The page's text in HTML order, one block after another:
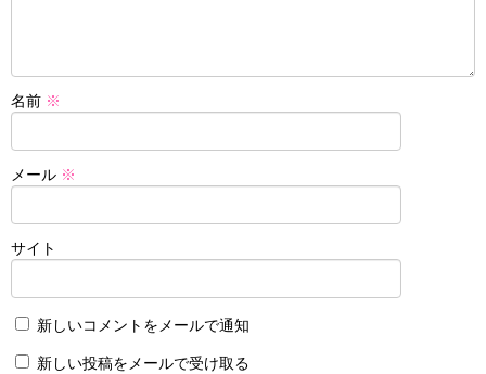
名前 ※
メール ※
サイト
新しいコメントをメールで通知
新しい投稿をメールで受け取る